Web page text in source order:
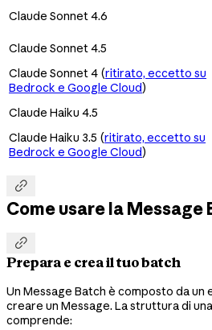
Claude Sonnet 4.6
Claude Sonnet 4.5
Claude Sonnet 4 (ritirato, eccetto su
Bedrock e Google Cloud)
Claude Haiku 4.5
Claude Haiku 3.5 (ritirato, eccetto su
Bedrock e Google Cloud)

Come usare la Message

Prepara e crea il tuo batch
Un Message Batch è composto da un
creare un Message. La struttura di
comprende: